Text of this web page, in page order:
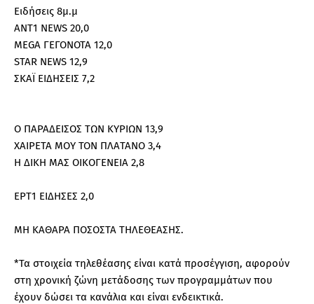
Ειδήσεις 8μ.μ
ΑΝΤ1 NEWS 20,0
MEGA ΓΕΓΟΝΟΤΑ 12,0
STAR NEWS 12,9
ΣΚΑΪ ΕΙΔΗΣΕΙΣ 7,2
Ο ΠΑΡΑΔΕΙΣΟΣ ΤΩΝ ΚΥΡΙΩΝ 13,9
ΧΑΙΡEΤΑ ΜΟΥ ΤΟΝ ΠΛAΤΑΝΟ 3,4
Η ΔΙΚΗ ΜΑΣ ΟΙΚΟΓΕΝΕΙΑ 2,8
ΕΡΤ1 ΕΙΔΗΣΕΣ 2,0
ΜΗ ΚΑΘΑΡΑ ΠΟΣΟΣΤΑ ΤΗΛΕΘΕΑΣΗΣ.
*Τα στοιχεία τηλεθέασης είναι κατά προσέγγιση, αφορούν
στη χρονική ζώνη μετάδοσης των προγραμμάτων που
έχουν δώσει τα κανάλια και είναι ενδεικτικά.